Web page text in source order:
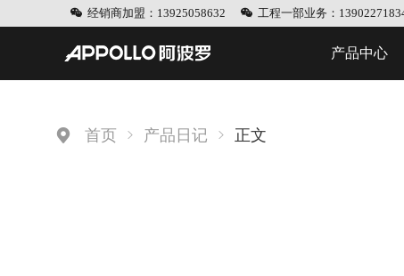
经销商加盟：13925058632 工程一部业务：
产品中心
首页 产品日记 正文